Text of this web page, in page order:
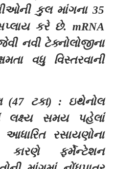
કુલ માંગના 35
કરે છે. mRNA
નવી ટેક્નોલોજીના
વધુ વિસ્તરવાની
(47 ટકા) : ઇથેનોલ
લક્ષ્ય સમય પહેલાં
રસાયણોના
ફર્મેન્ટેશન